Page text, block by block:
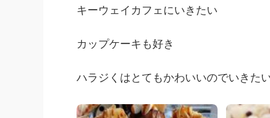
キーウェイカフェにいきたい
カップケーキも好き
ハラジくはとてもかわいいのでいきた